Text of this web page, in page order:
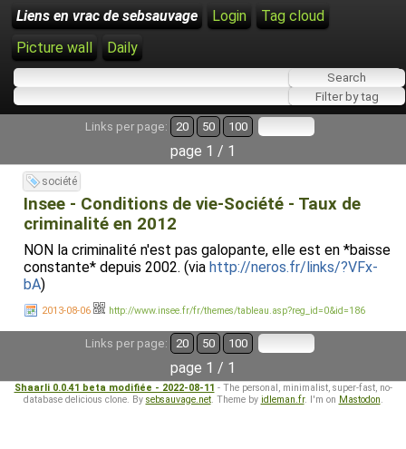
Liens en vrac de sebsauvage Login
Tag cloud
Picture wall
Daily
Links per page: 20 50 100
page 1 / 1
société
Insee - Conditions de vie-Société - Taux de
criminalité en 2012
NON la criminalité n'est pas galopante, elle est en *baisse
constante* depuis 2002. (via http://neros.fr/links/?VFx-
bA)
2013-08-06 http://www.insee.fr/fr/themes/tableau.asp?reg_id=0&id=186
Links per page: 20 50 100
page 1 / 1
Shaarli 0.0.41 beta modifiée - 2022-08-11 - The personal, minimalist, super-fast, no-
database delicious clone. By sebsauvage.net. Theme by idleman.fr. I'm on Mastodon.